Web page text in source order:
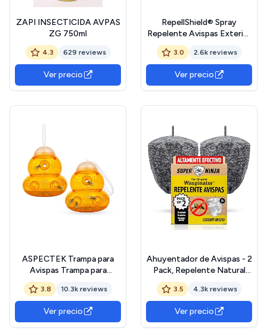
ZAPI INSECTICIDA AVPAS
ZG 750ml
4.3 629 reviews
Ver precio
RepellShield® Spray
Repelente Avispas Exterior
e Interior -100ml-
Ahuyentador Natural para
Piscina, Jardín, Terraza,
Hogar - Aceite Esencial de
Citronela - Alternativa a
3.0 2.6k reviews
Ver precio
ASPECTEK Trampa para
Avispas Trampa para
Avispón, Abeja y Avispa
Abejorro. 2 Unidades
(Trampa de Abeja)
3.8 10.3k reviews
Ver precio
Ahuyentador de Avispas - 2
Pack, Repelente Natural
para Colgar en Jardín y
Patio, Señuelo de Nido
Impermeable y Resistente a
Todo Clima, Repelente
Natural de Avispones
3.5 4.3k reviews
Ver precio